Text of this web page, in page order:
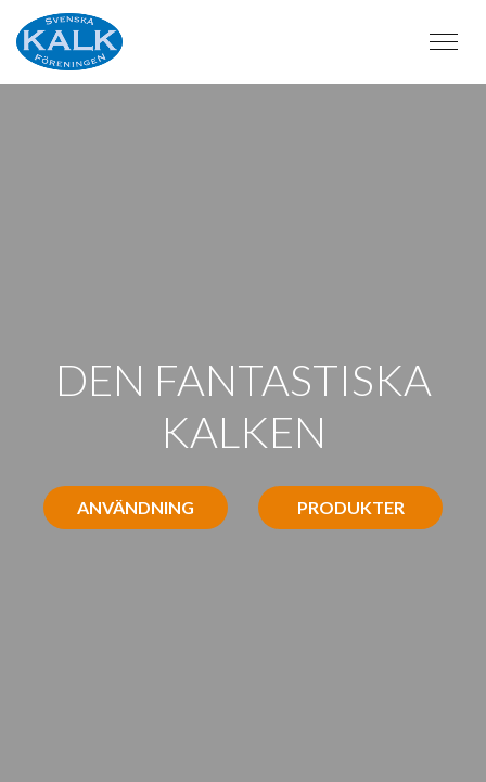
DEN FANTASTISKA
KALKEN
ANVÄNDNING PRODUKTER